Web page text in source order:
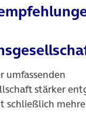
umfassenden
stärker
schließlich